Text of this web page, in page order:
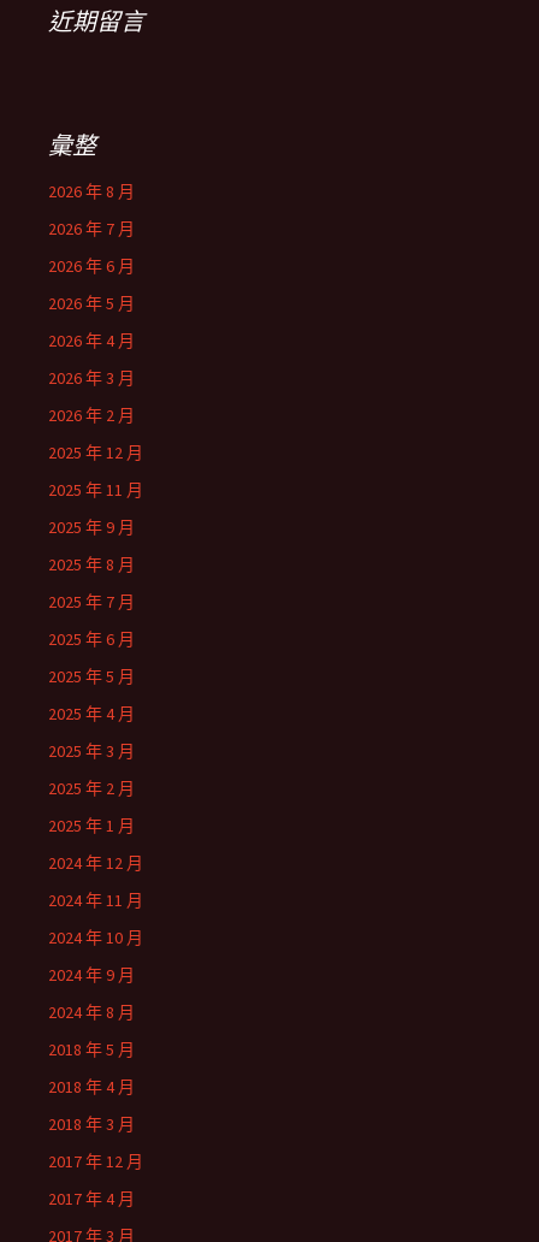
近期留言
彙整
2026 年 8 月
2026 年 7 月
2026 年 6 月
2026 年 5 月
2026 年 4 月
2026 年 3 月
2026 年 2 月
2025 年 12 月
2025 年 11 月
2025 年 9 月
2025 年 8 月
2025 年 7 月
2025 年 6 月
2025 年 5 月
2025 年 4 月
2025 年 3 月
2025 年 2 月
2025 年 1 月
2024 年 12 月
2024 年 11 月
2024 年 10 月
2024 年 9 月
2024 年 8 月
2018 年 5 月
2018 年 4 月
2018 年 3 月
2017 年 12 月
2017 年 4 月
2017 年 3 月